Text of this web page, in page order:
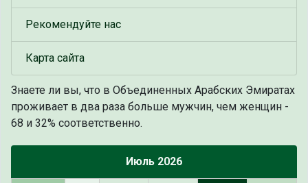
Рекомендуйте нас
Карта сайта
Знаете ли вы, что в Объединенных Арабских Эмиратах
проживает в два раза больше мужчин, чем женщин -
68 и 32% соответственно.
Июль 2026